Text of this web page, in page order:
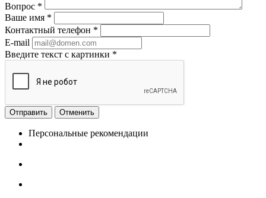
Вопрос *
Ваше имя *
Контактный телефон *
E-mail
Введите текст с картинки *
Отменить
Персональные рекомендации